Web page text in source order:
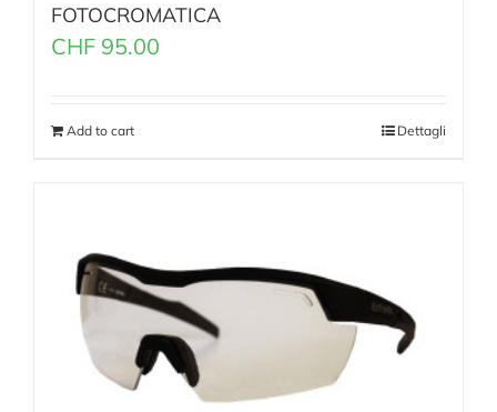
FOTOCROMATICA
CHF 95.00
Add to cart Dettagli